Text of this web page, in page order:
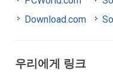
Download.com
우리에게 링크